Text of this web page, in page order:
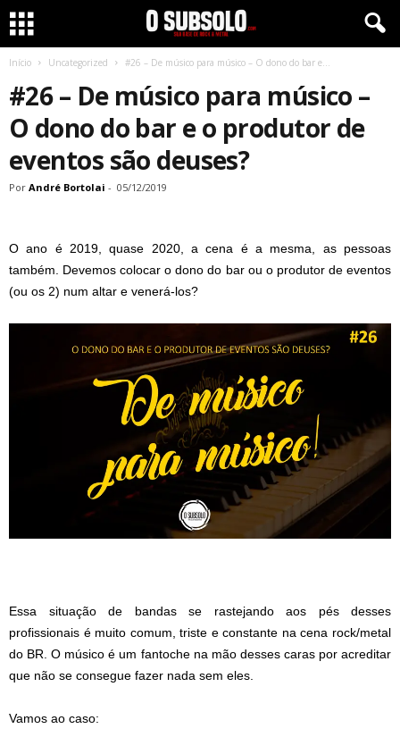
Início Uncategorized #26 – De músico para músico – O dono do bar e...
#26 – De músico para músico –
O dono do bar e o produtor de
eventos são deuses?
Por André Bortolai - 05/12/2019
O ano é 2019, quase 2020, a cena é a mesma, as pessoas
também. Devemos colocar o dono do bar ou o produtor de eventos
(ou os 2) num altar e venerá-los?
Essa situação de bandas se rastejando aos pés desses
profissionais é muito comum, triste e constante na cena rock/metal
do BR. O músico é um fantoche na mão desses caras por acreditar
que não se consegue fazer nada sem eles.
Vamos ao caso: